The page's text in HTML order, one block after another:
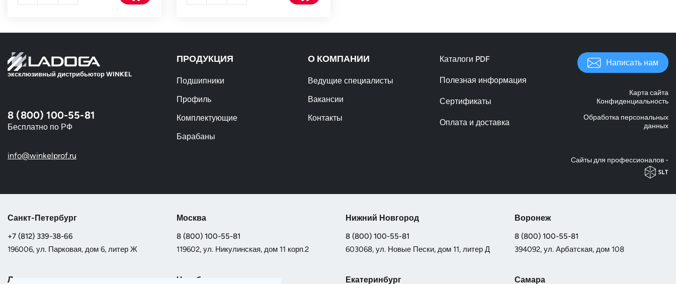
эксклюзивный дистрибьютор WINKEL
8 (800) 100-55-81
Бесплатно по РФ
info@winkelprof.ru
ПРОДУКЦИЯ
Подшипники
Профиль
Комплектующие
Барабаны
О КОМПАНИИ
Ведущие специалисты
Вакансии
Контакты
Каталоги PDF
Полезная информация
Сертификаты
Оплата и доставка
Написать нам
Карта сайта
Конфиденциальность
Обработка персональных
данных
Cайты для профессионалов -
Санкт-Петербург
+7 (812) 339-38-66
196006, ул. Парковая, дом 6, литер Ж
Москва
8 (800) 100-55-81
119602, ул. Никулинская, дом 11 корп.2
Нижний Новгород
8 (800) 100-55-81
603068, ул. Новые Пески, дом 11, литер Д
Воронеж
8 (800) 100-55-81
394092, ул. Арбатская, дом 108
Липецк Челябинск Екатеринбург Самара